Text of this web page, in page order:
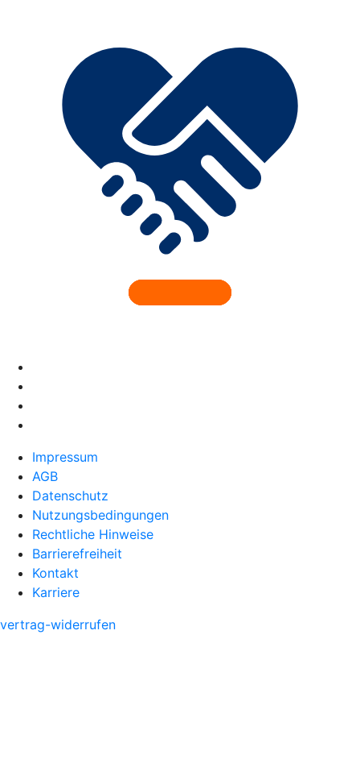
Impressum
AGB
Datenschutz
Nutzungsbedingungen
Rechtliche Hinweise
Barrierefreiheit
Kontakt
Karriere
vertrag-widerrufen